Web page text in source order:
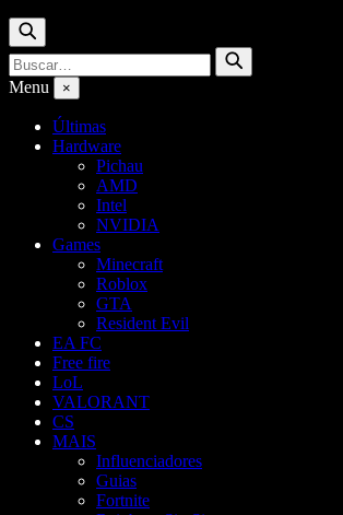
Buscar
Buscar
por:
Buscar
Menu ×
Últimas
Hardware
Pichau
AMD
Intel
NVIDIA
Games
Minecraft
Roblox
GTA
Resident Evil
EA FC
Free fire
LoL
VALORANT
CS
MAIS
Influenciadores
Guias
Fortnite